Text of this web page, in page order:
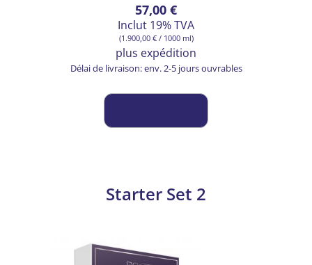
57,00 €
Inclut 19% TVA
(1.900,00 €/ 1000 ml)
plus expédition
Délai de livraison: env. 2-5 jours ouvrables
Starter Set 2